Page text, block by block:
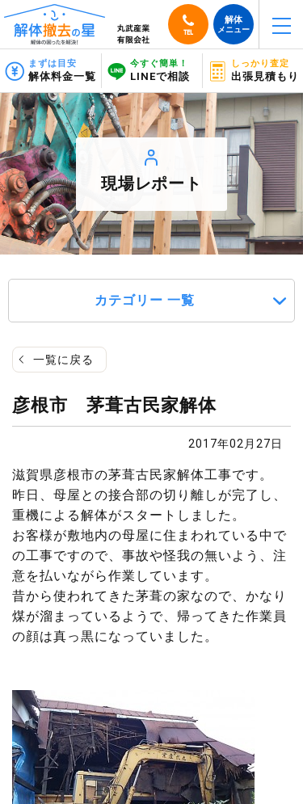
TEL
解体
メニュー
まずは目安
解体料金一覧
今すぐ簡単！
LINEで相談
しっかり査定
出張見積もり
現場レポート
カテゴリー 一覧
一覧に戻る
彦根市 茅葺古民家解体
2017年02月27日
滋賀県彦根市の茅葺古民家解体工事です。
昨日、母屋との接合部の切り離しが完了し、
重機による解体がスタートしました。
お客様が敷地内の母屋に住まわれている中で
の工事ですので、事故や怪我の無いよう、注
意を払いながら作業しています。
昔から使われてきた茅葺の家なので、かなり
煤が溜まっているようで、帰ってきた作業員
の顔は真っ黒になっていました。